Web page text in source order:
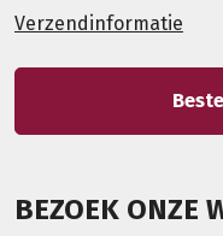
Verzendinformatie
BEZOEK ONZE